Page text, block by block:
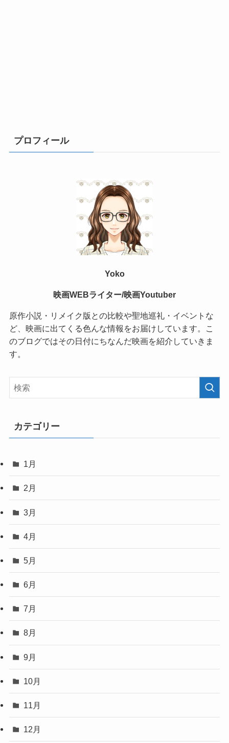
プロフィール
Yoko
映画WEBライター/映画Youtuber
原作小説・リメイク版との比較や聖地巡礼・イベントな
ど、映画に出てくる色んな情報をお届けしています。こ
のブログではその日付にちなんだ映画を紹介していきま
す。
カテゴリー
1月
2月
3月
4月
5月
6月
7月
8月
9月
10月
11月
12月